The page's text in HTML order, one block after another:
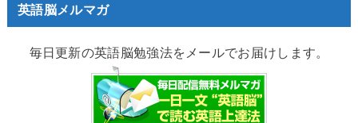
英語脳メルマガ
毎日更新の英語脳勉強法をメールでお届けします。